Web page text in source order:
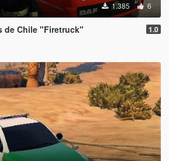
1.385 6
de Chile "Firetruck" 1.0